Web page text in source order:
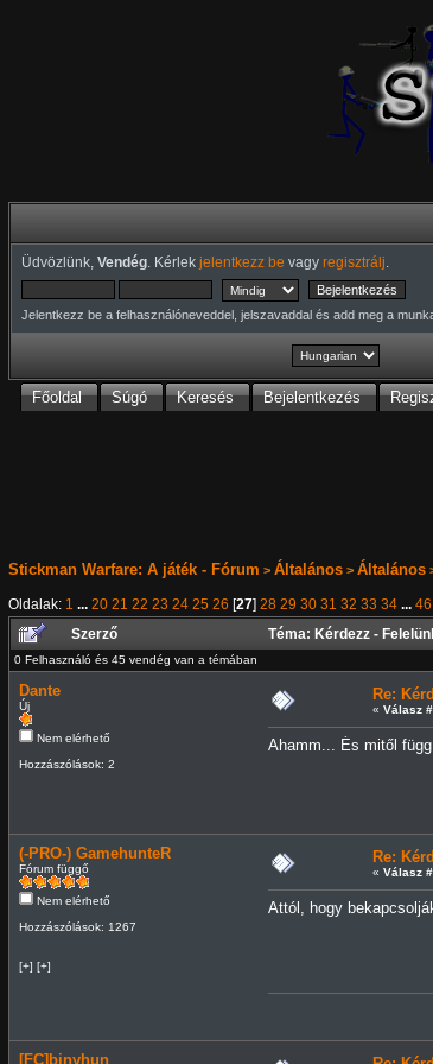
Üdvözlünk, Vendég. Kérlek jelentkezz be vagy regisztrálj
Jelentkezz be a felhasználóneveddel, jelszavaddal és add meg a
Főoldal Súgó Keresés Bejelentkezés
Stickman Warfare: A játék - Fórum > Általános> Általános
Oldalak: 1 ... 20 21 22 23 24 25 26 [27] 28 29 30 31 32 33 34 ... 46
Szerző
Téma: Kérdezz -
0 Felhasználó és 45 vendég van a témában
Dante
Új
Nem elérhető
Hozzászólások: 2
Re:
« Válasz
Ahamm... És mitől
(-PRO-) GamehunteR
Fórum függő
Nem elérhető
Hozzászólások: 1267
[+] [+]
Re:
« Válasz
Attól, hogy
[FC]binyhun